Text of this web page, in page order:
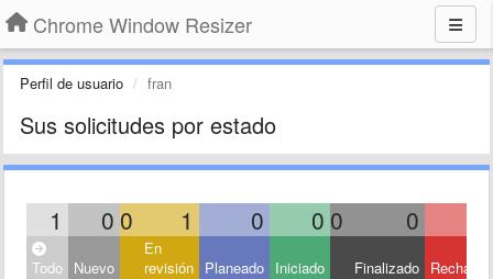
Chrome Window Resizer
Perfil de usuario fran
Sus solicitudes por estado
1 0 0 1 0 0 0 0
Todo Nuevo
En
revisión Planeado Iniciado Finalizado